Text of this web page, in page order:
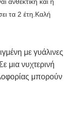
τα 2 έτη. Καλή
με γυάλινες
μια νυχτερινή
μπορούν